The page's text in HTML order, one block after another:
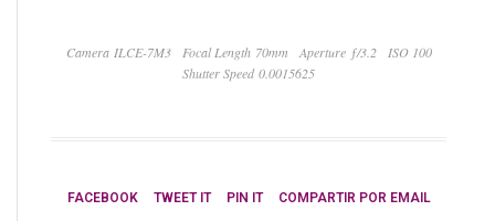
Camera ILCE-7M3 Focal Length 70mm Aperture ƒ/3.2
ISO 100
Shutter Speed 0.0015625
FACEBOOK TWEET IT PIN IT COMPARTIR POR EMAIL